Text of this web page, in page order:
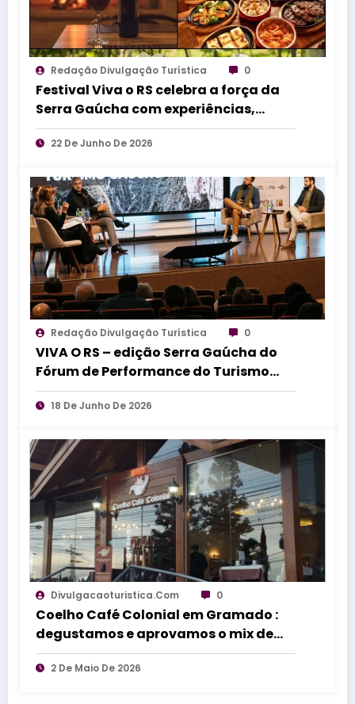
Redação Divulgação Turística 0
Festival Viva o RS celebra a força da
Serra Gaúcha com experiências,
sabores e cultura em Caxias do Sul
22 De Junho De 2026
Redação Divulgação Turística 0
VIVA O RS – edição Serra Gaúcha do
Fórum de Performance do Turismo
debate inovação, vendas e
comportamento do consumidor
18 De Junho De 2026
Divulgacaoturistica.com 0
Coelho Café Colonial em Gramado :
degustamos e aprovamos o mix de
delicias
2 De Maio De 2026